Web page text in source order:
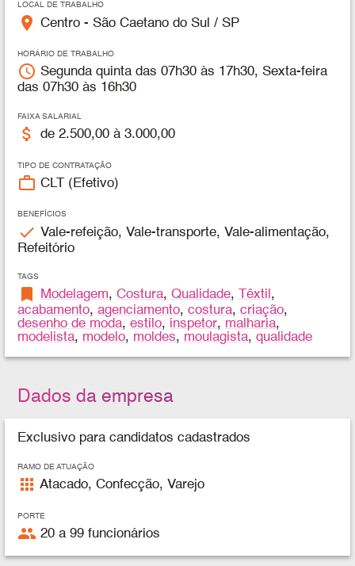
LOCAL DE TRABALHO
place Centro - São Caetano do Sul / SP
HORÁRIO DE TRABALHO
access_time Segunda quinta das 07h30 às 17h30, Sexta-feira
das 07h30 às 16h30
FAIXA SALARIAL
attach_money de 2.500,00 à 3.000,00
TIPO DE CONTRATAÇÃO
work_outline CLT (Efetivo)
BENEFÍCIOS
check Vale-refeição, Vale-transporte, Vale-alimentação,
Refeitório
TAGS
bookmark Modelagem,Costura,Qualidade, Têxtil ,
acabamento,agenciamento,costura,criação,
desenho de moda,estilo, inspetor, malharia,
modelista, modelo, moldes, moulagista,qualidade
Dados da empresa
Exclusivo para candidatos cadastrados
RAMO DE ATUAÇÃO
apps Atacado, Confecção, Varejo
PORTE
people 20 a 99 funcionários